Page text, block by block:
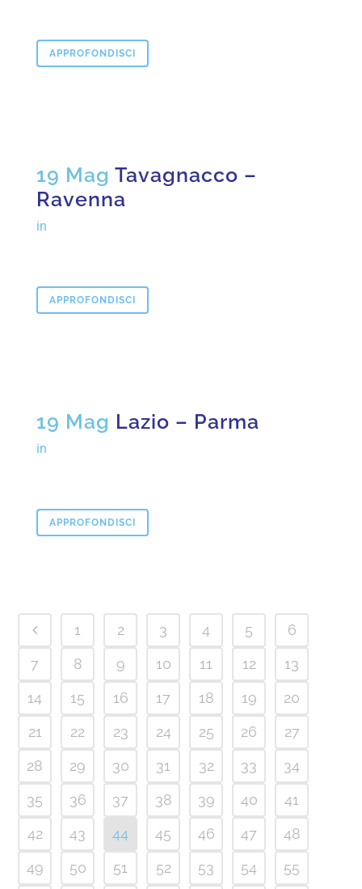
APPROFONDISCI
19 Mag Tavagnacco –
Ravenna
in
APPROFONDISCI
19 Mag Lazio – Parma
in
APPROFONDISCI
1 2 3 4 5
6
7
8 9 10 11 12
13
14
15 16 17 18 19
20
21
22 23 24 25 26
27
28
29 30 31 32 33
34
35
36 37 38 39 40
41
42
43 44 45 46 47
48
49
50 51 52 53 54
55